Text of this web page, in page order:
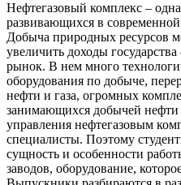
Нефтегазовый комплекс –
развивающихся в
Добыча природных ресурсов
увеличить доходы
рынок. В нем много
оборудования по добыче,
нефти и газа, огромных
занимающихся добычей нефти
управления нефтегазовым
специалисты. Поэтому
сущность и особенности
заводов, оборудование,